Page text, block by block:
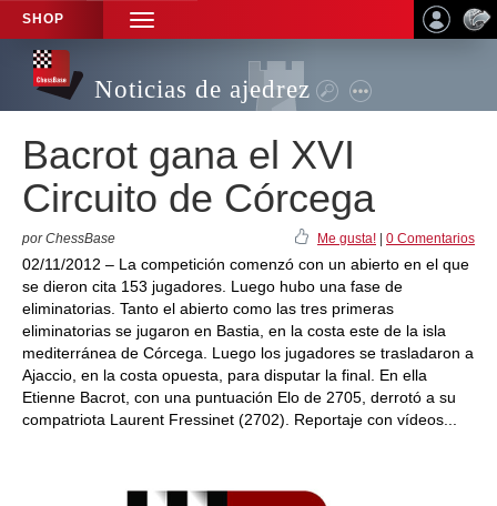
SHOP
TOGGLE
NAVIGATION
Noticias de ajedrez
Bacrot gana el XVI
Circuito de Córcega
por ChessBase Me gusta! 0 Comentarios
02/11/2012 – La competición comenzó con un abierto en el que
se dieron cita 153 jugadores. Luego hubo una fase de
eliminatorias. Tanto el abierto como las tres primeras
eliminatorias se jugaron en Bastia, en la costa este de la isla
mediterránea de Córcega. Luego los jugadores se trasladaron a
Ajaccio, en la costa opuesta, para disputar la final. En ella
Etienne Bacrot, con una puntuación Elo de 2705, derrotó a su
compatriota Laurent Fressinet (2702). Reportaje con vídeos...